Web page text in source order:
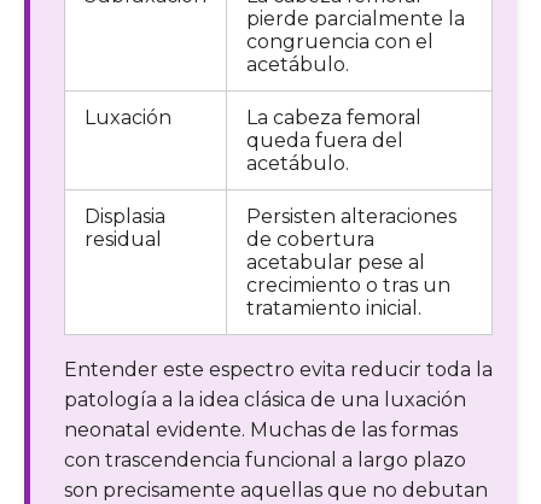
pierde parcialmente la
congruencia con el
acetábulo.
Luxación
La cabeza femoral
queda fuera del
acetábulo.
Displasia
residual
Persisten alteraciones
de cobertura
acetabular pese al
crecimiento o tras un
tratamiento inicial.
Entender este espectro evita reducir toda la
patología a la idea clásica de una luxación
neonatal evidente. Muchas de las formas
con trascendencia funcional a largo plazo
son precisamente aquellas que no debutan